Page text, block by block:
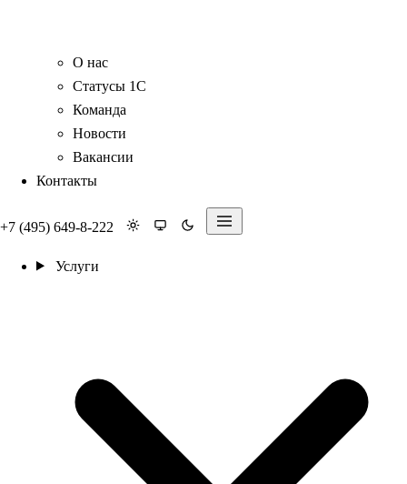
О нас
Статусы 1С
Команда
Новости
Вакансии
Контакты
+7 (495) 649-8-222
Услуги